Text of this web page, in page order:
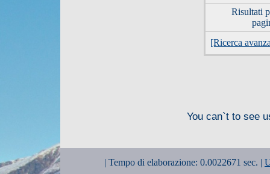
Risultati
[Ricerca
You can`t to see
| Tempo di elaborazione: 0.0022671 sec. |